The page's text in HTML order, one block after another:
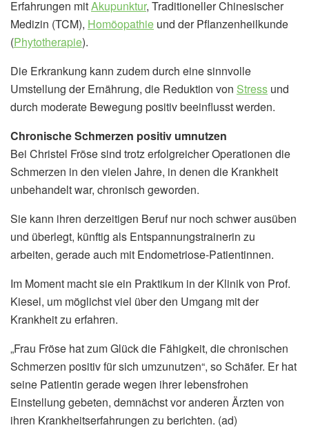
Erfahrungen mitAkupunktur, Traditioneller Chinesischer
Medizin (TCM), Homöopathie und der Pflanzenheilkunde
(Phytotherapie).
Die Erkrankung kann zudem durch eine sinnvolle
Umstellung der Ernährung, die Reduktion von Stress und
durch moderate Bewegung positiv beeinflusst werden.
Chronische Schmerzen positiv umnutzen
Bei Christel Fröse sind trotz erfolgreicher Operationen die
Schmerzen in den vielen Jahre, in denen die Krankheit
unbehandelt war, chronisch geworden.
Sie kann ihren derzeitigen Beruf nur noch schwer ausüben
und überlegt, künftig als Entspannungstrainerin zu
arbeiten, gerade auch mit Endometriose-Patientinnen.
Im Moment macht sie ein Praktikum in der Klinik von Prof.
Kiesel, um möglichst viel über den Umgang mit der
Krankheit zu erfahren.
„Frau Fröse hat zum Glück die Fähigkeit, die chronischen
Schmerzen positiv für sich umzunutzen“, so Schäfer. Er hat
seine Patientin gerade wegen ihrer lebensfrohen
Einstellung gebeten, demnächst vor anderen Ärzten von
ihren Krankheitserfahrungen zu berichten. (ad)